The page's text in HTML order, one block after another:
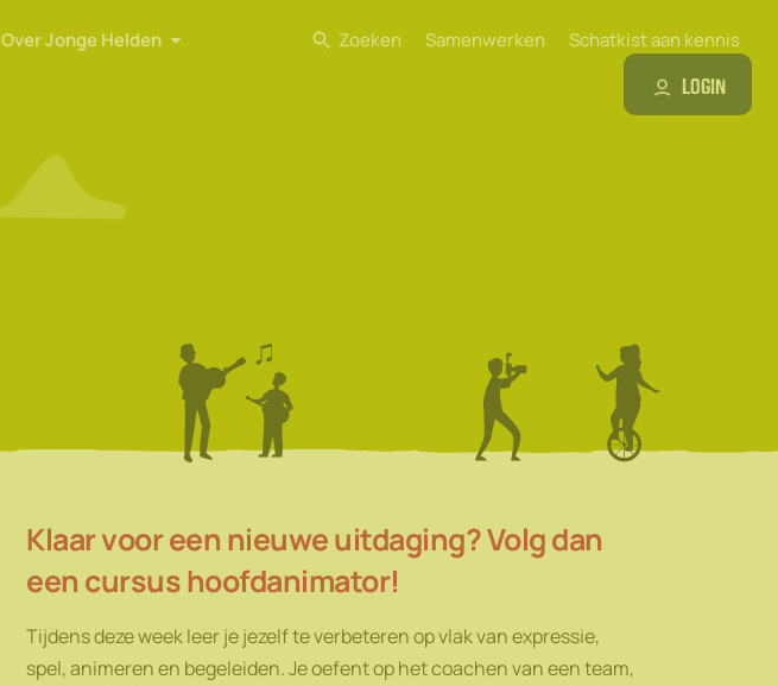
Over Jonge Helden Zoeken Samenwerken Schatkist aan kennis
Login
Klaar voor een nieuwe uitdaging? Volg dan
een cursus hoofdanimator!
Tijdens deze week leer je jezelf te verbeteren op vlak van expressie,
spel, animeren en begeleiden. Je oefent op het coachen van een team,